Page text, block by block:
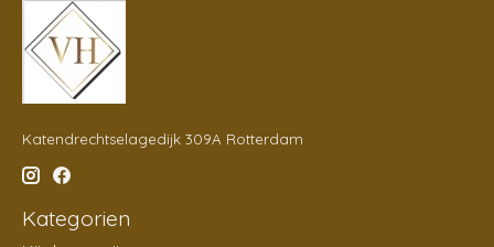
Katendrechtselagedijk 309A Rotterdam
Kategorien